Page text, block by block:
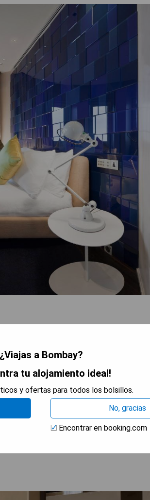
¿Viajas a Bombay?
tu alojamiento ideal!
y ofertas para todos los bolsillos.
No, gracias
Encontrar en booking.com